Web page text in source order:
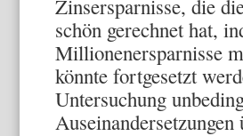
Zinsersparnisse, die
schön gerechnet hat,
Millionenersparnisse
könnte fortgesetzt
Untersuchung